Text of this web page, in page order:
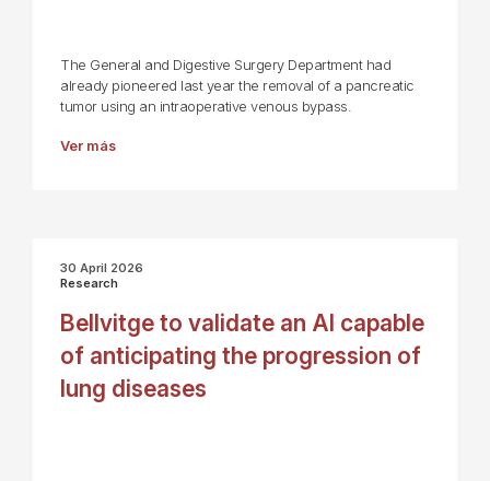
The General and Digestive Surgery Department had
already pioneered last year the removal of a pancreatic
tumor using an intraoperative venous bypass.
Ver más
30 April 2026
Research
Bellvitge to validate an AI capable
of anticipating the progression of
lung diseases